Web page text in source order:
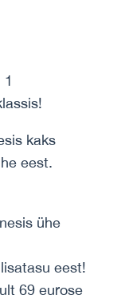
kaks
eest.
ühe
eest!
69 eurose